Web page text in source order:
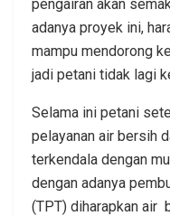
pengairan akan
adanya proyek ini,
mampu mendorong
jadi petani tidak lagi
Selama ini petani
pelayanan air bersih
terkendala dengan
dengan adanya
(TPT) diharapkan air